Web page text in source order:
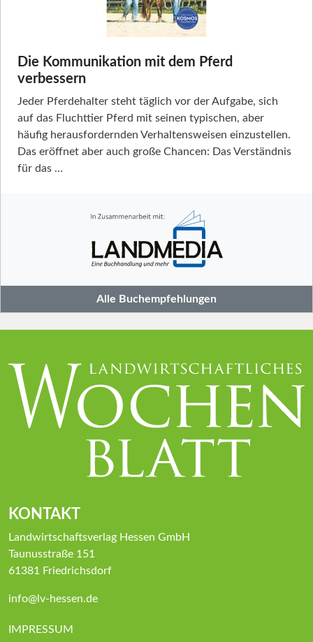
Die Kommunikation mit dem Pferd
verbessern
Jeder Pferdehalter steht täglich vor der Aufgabe, sich
auf das Fluchttier Pferd mit seinen typischen, aber
häufig herausfordernden Verhaltensweisen einzustellen.
Das eröffnet aber auch große Chancen: Das Verständnis
für das …
Alle Buchempfehlungen
KONTAKT
Landwirtschaftsverlag Hessen GmbH
Taunusstraße 151
61381 Friedrichsdorf
info@lv-hessen.de
IMPRESSUM